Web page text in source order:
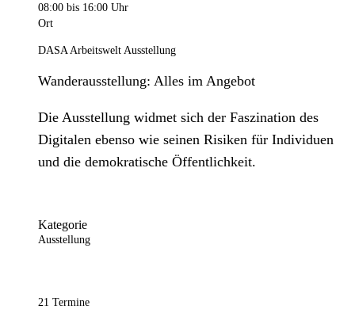
08:00 bis 16:00 Uhr
Ort
DASA Arbeitswelt Ausstellung
Wanderausstellung: Alles im Angebot
Die Ausstellung widmet sich der Faszination des
Digitalen ebenso wie seinen Risiken für Individuen
und die demokratische Öffentlichkeit.
Kategorie
Ausstellung
21 Termine